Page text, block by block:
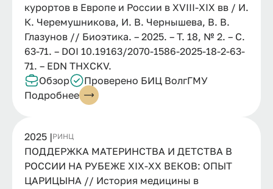
курортов в Европе и России в XVIII-XIX вв / И.
К. Черемушникова, И. В. Чернышева, В. В.
Глазунов // Биоэтика. – 2025. – Т. 18, № 2. – С.
63-71. – DOI 10.19163/2070-1586-2025-18-2-63-
71. – EDN THXCKV.
Обзор
Проверено БИЦ ВолгГМУ
Подробнее
2025 |РИНЦ
ПОДДЕРЖКА МАТЕРИНСТВА И ДЕТСТВА В
РОССИИ НА РУБЕЖЕ XIX-XX ВЕКОВ: ОПЫТ
ЦАРИЦЫНА // История медицины в